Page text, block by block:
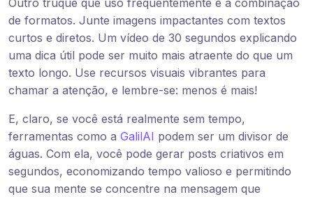
Outro truque que uso frequentemente é a combinação
de formatos. Junte imagens impactantes com textos
curtos e diretos. Um vídeo de 30 segundos explicando
uma dica útil pode ser muito mais atraente do que um
texto longo. Use recursos visuais vibrantes para
chamar a atenção, e lembre-se: menos é mais!
E, claro, se você está realmente sem tempo,
ferramentas como a GalilAI podem ser um divisor de
águas. Com ela, você pode gerar posts criativos em
segundos, economizando tempo valioso e permitindo
que sua mente se concentre na mensagem que